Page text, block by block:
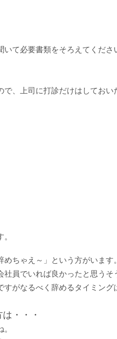
て必要書類をそろえてくださ
で、上司に打診だけはしておい
ちゃえ～」という方がいます。
社員でいれば良かったと思う
がなるべく辞めるタイミング
・・・